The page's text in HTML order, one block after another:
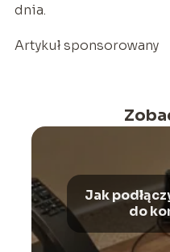
dnia.
Artykuł sponsorowany
Jak
do